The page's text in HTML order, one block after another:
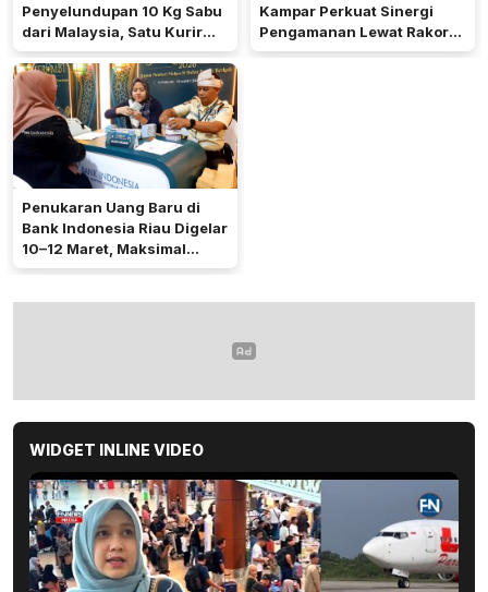
Penyelundupan 10 Kg Sabu
dari Malaysia, Satu Kurir
Ditangkap
Kampar Perkuat Sinergi
Pengamanan Lewat Rakor
Operasi Ketupat 2026
Penukaran Uang Baru di
Bank Indonesia Riau Digelar
10–12 Maret, Maksimal
Rp5,3 Juta per Orang
WIDGET INLINE VIDEO